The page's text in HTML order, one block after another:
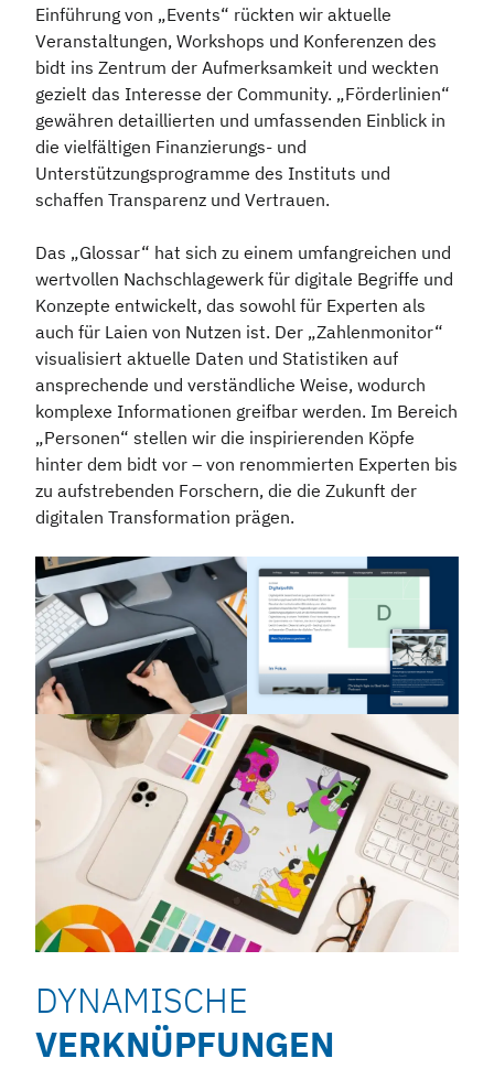
Einführung von „Events“ rückten wir aktuelle
Veranstaltungen, Workshops und Konferenzen des
bidt ins Zentrum der Aufmerksamkeit und weckten
gezielt das Interesse der Community. „Förderlinien“
gewähren detaillierten und umfassenden Einblick in
die vielfältigen Finanzierungs- und
Unterstützungsprogramme des Instituts und
schaffen Transparenz und Vertrauen.
Das „Glossar“ hat sich zu einem umfangreichen und
wertvollen Nachschlagewerk für digitale Begriffe und
Konzepte entwickelt, das sowohl für Experten als
auch für Laien von Nutzen ist. Der „Zahlenmonitor“
visualisiert aktuelle Daten und Statistiken auf
ansprechende und verständliche Weise, wodurch
komplexe Informationen greifbar werden. Im Bereich
„Personen“ stellen wir die inspirierenden Köpfe
hinter dem bidt vor – von renommierten Experten bis
zu aufstrebenden Forschern, die die Zukunft der
digitalen Transformation prägen.
DYNAMISCHE
VERKNÜPFUNGEN